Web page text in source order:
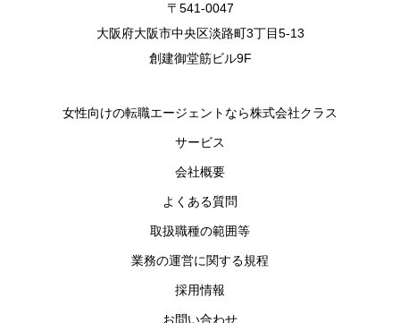
〒541-0047
大阪府大阪市中央区淡路町3丁目5-13
創建御堂筋ビル9F
女性向けの転職エージェントなら株式会社クラス
サービス
会社概要
よくある質問
取扱職種の範囲等
業務の運営に関する規程
採用情報
お問い合わせ